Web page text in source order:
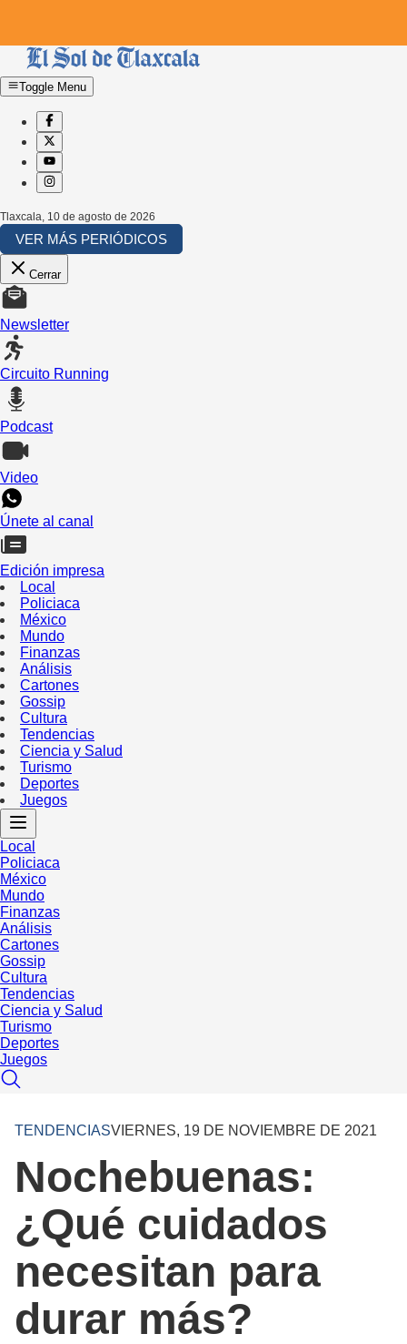
Toggle Menu
Tlaxcala 10 de agosto de 2026
VER MÁS PERIÓDICOS
Cerrar
Newsletter
Circuito Running
Podcast
Video
Únete al canal
Edición impresa
Local
Policiaca
México
Mundo
Finanzas
Análisis
Cartones
Gossip
Cultura
Tendencias
Ciencia y Salud
Turismo
Deportes
Juegos
Local
Policiaca
México
Mundo
Finanzas
Análisis
Cartones
Gossip
Cultura
Tendencias
Ciencia y Salud
Turismo
Deportes
Juegos
TENDENCIASVIERNES, 19 DE NOVIEMBRE DE 2021
Nochebuenas:
¿Qué cuidados
necesitan para
durar más?